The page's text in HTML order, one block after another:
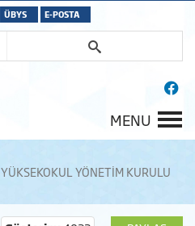
ÜBYS E-POSTA
MENU
YÜKSEKOKUL YÖNETİM KURULU